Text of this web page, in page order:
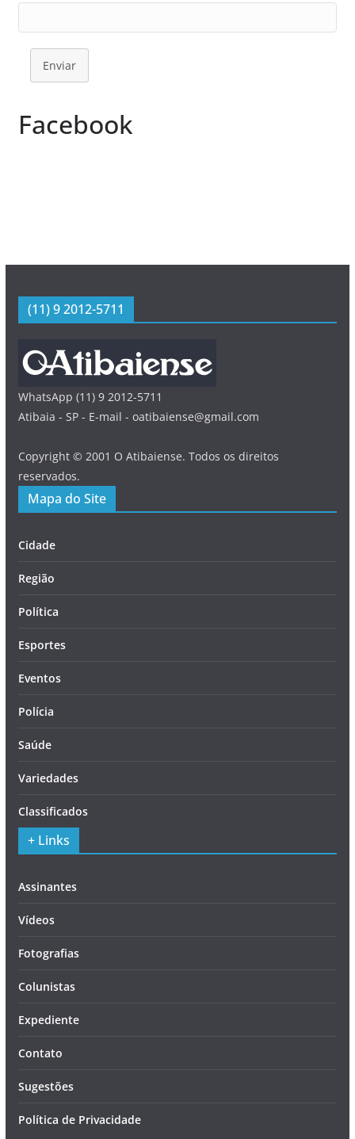
Enviar
Facebook
(11) 9 2012-5711
WhatsApp (11) 9 2012-5711
Atibaia - SP - E-mail - oatibaiense@gmail.com
Copyright © 2001 O Atibaiense. Todos os direitos
reservados.
Mapa do Site
Cidade
Região
Política
Esportes
Eventos
Polícia
Saúde
Variedades
Classificados
+ Links
Assinantes
Vídeos
Fotografias
Colunistas
Expediente
Contato
Sugestões
Política de Privacidade